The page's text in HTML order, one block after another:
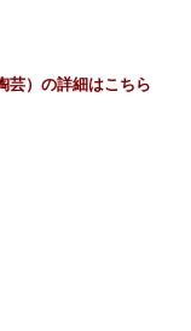
芸）の詳細はこちら